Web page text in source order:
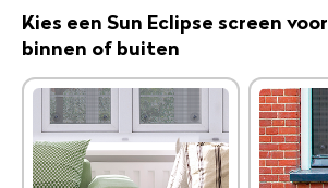
Kies een Sun Eclipse screen voor
binnen of buiten